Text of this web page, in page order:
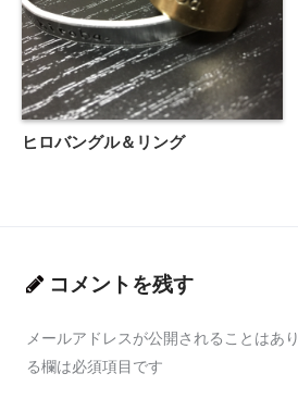
ヒロバングル＆リング
コメントを残す
メールアドレスが公開されることはあり
る欄は必須項目です